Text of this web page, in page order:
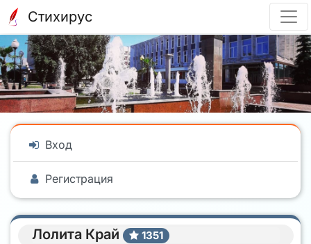
Стихирус
Вход
Регистрация
Лолита Край 1351